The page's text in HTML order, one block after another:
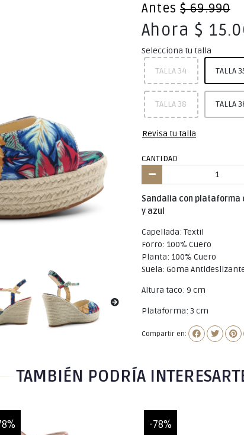
Antes$ 69.990
Ahora $
Selecciona tu talla
TALLA 34
TALLA
TALLA 38 TALLA
Revisa tu talla
CANTIDAD
Sandalia con plataforma
y azul
Capellada: Textil
Forro: 100% Cuero
Planta: 100% Cuero
Suela: Goma
Altura taco: 9 cm
Plataforma: 3 cm
Compartir en:
TAMBIÉN PODRÍA
-78%